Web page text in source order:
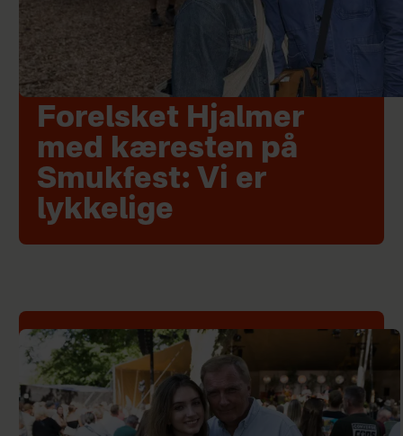
Forelsket Hjalmer
med kæresten på
Smukfest: Vi er
lykkelige